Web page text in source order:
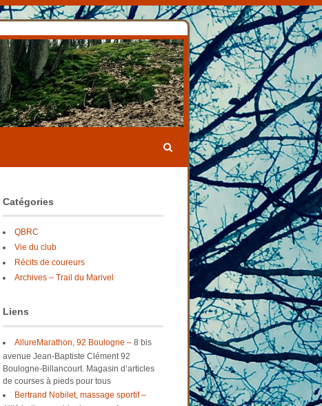
Catégories
QBRC
Vie du club
Récits de coureurs
Archives – Trail du Marivel
Liens
AllureMarathon, 92 Boulogne –8 bis
avenue Jean-Baptiste Clément 92
Boulogne-Billancourt. Magasin d’articles
de courses à pieds pour tous
Bertrand Nobilet, massage sportif –